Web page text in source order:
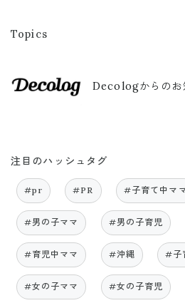
Topics
Decologからのお
注目のハッシュタグ
#pr #PR #子育て中マ
#男の子ママ #男の子育児
#育児中ママ #沖縄 #子
#女の子ママ #女の子育児